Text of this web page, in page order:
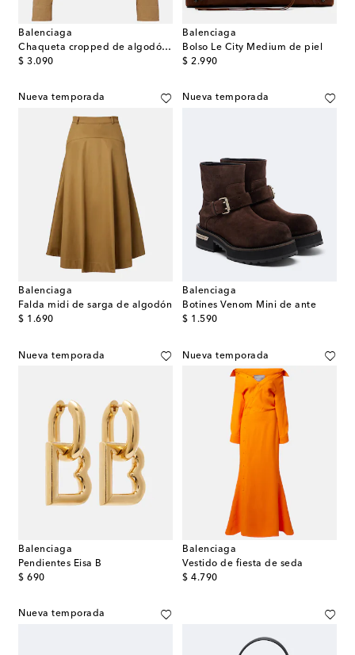
Balenciaga
Chaqueta cropped de algodón con piel
$ 3.090
original price
Balenciaga
Bolso Le City Medium de piel
$ 2.990
original price
Nueva temporada
Balenciaga
Falda midi de sarga de algodón
$ 1.690
original price
Nueva temporada
Balenciaga
Botines Venom Mini de ante
$ 1.590
original price
Nueva temporada
Balenciaga
Pendientes Eisa B
$ 690
original price
Nueva temporada
Balenciaga
Vestido de fiesta de seda
$ 4.790
original price
Nueva temporada